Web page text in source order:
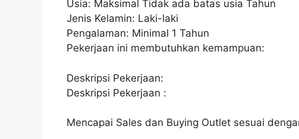
Usia: Maksimal Tidak ada batas usia Tahun
Jenis Kelamin: Laki-laki
Pengalaman: Minimal 1 Tahun
Pekerjaan ini membutuhkan kemampuan:
Deskripsi Pekerjaan:
Deskripsi Pekerjaan :
Mencapai Sales dan Buying Outlet sesuai